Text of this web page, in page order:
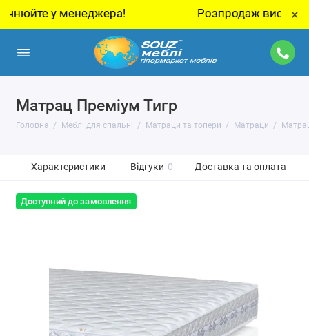
у менеджера! Розпродаж виставкових
×
Матрац Преміум Тигр
Головна Меблі для спальні Матраци та топери Матраци
Характеристики Відгуки 0 Доставка та оплата
Доступний до замовлення